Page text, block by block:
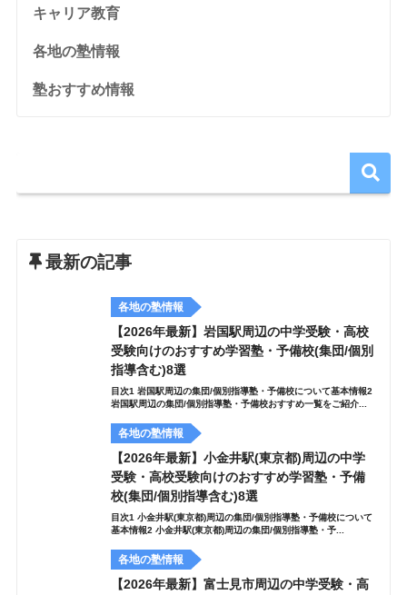
キャリア教育
各地の塾情報
塾おすすめ情報
最新の記事
各地の塾情報
【2026年最新】岩国駅周辺の中学受験・高校
受験向けのおすすめ学習塾・予備校(集団/個別
指導含む)8選
目次1 岩国駅周辺の集団/個別指導塾・予備校について基本情報2
岩国駅周辺の集団/個別指導塾・予備校おすすめ一覧をご紹介...
各地の塾情報
【2026年最新】小金井駅(東京都)周辺の中学
受験・高校受験向けのおすすめ学習塾・予備
校(集団/個別指導含む)8選
目次1 小金井駅(東京都)周辺の集団/個別指導塾・予備校について
基本情報2 小金井駅(東京都)周辺の集団/個別指導塾・予...
各地の塾情報
【2026年最新】富士見市周辺の中学受験・高